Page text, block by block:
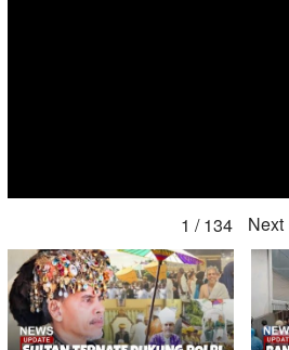
1 / 134 Next